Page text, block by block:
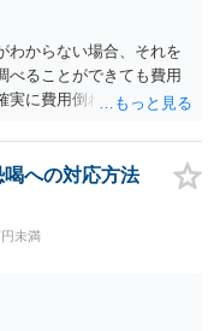
わからない場合、それを
べることができても費用
実に費用倒れになりそう
への対応方法
未満